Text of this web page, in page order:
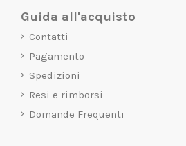
Guida all'acquisto
Contatti
Pagamento
Spedizioni
Resi e rimborsi
Domande Frequenti